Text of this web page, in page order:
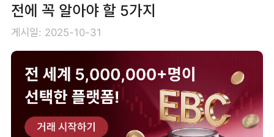
전에 꼭 알아야 할 5가지
게시일: 2025-10-31